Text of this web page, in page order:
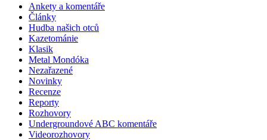
Ankety a komentáře
Články
Hudba našich otců
Kazetománie
Klasik
Metal Mondóka
Nezařazené
Novinky
Recenze
Reporty
Rozhovory
Undergroundové ABC komentáře
Videorozhovory